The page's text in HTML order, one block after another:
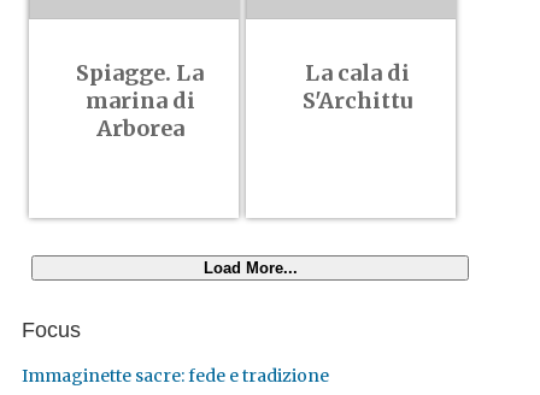
Spiagge. La
marina di
Arborea
La cala di
S'Archittu
Load More...
Focus
Immaginette sacre: fede e tradizione